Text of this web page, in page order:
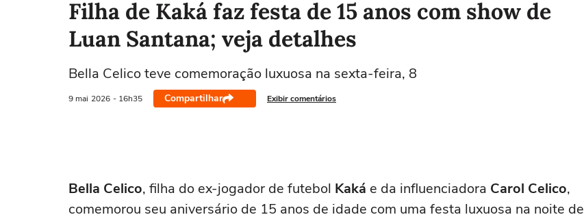
Filha de Kaká faz festa de 15 anos com show de
Luan Santana; veja detalhes
Bella Celico teve comemoração luxuosa na sexta-feira, 8
9 mai 2026 - 16h35 Compartilhar Exibir comentários
Bella Celico, filha do ex-jogador de futebol Kaká e da influenciadora Carol Celico,
comemorou seu aniversário de 15 anos de idade com uma festa luxuosa na noite de